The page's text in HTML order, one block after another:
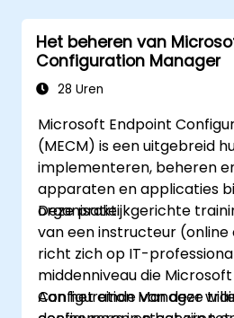
Het beheren van
Configuration Manager
28 Uren
Microsoft Endpoint
(MECM) is een uitgebreid
implementeren, beheren
apparaten en applicaties
organisatie.
Deze praktijkgerichte
van een instructeur
richt zich op IT-
middenniveau die
Configuration Manager
Aan het einde van deze